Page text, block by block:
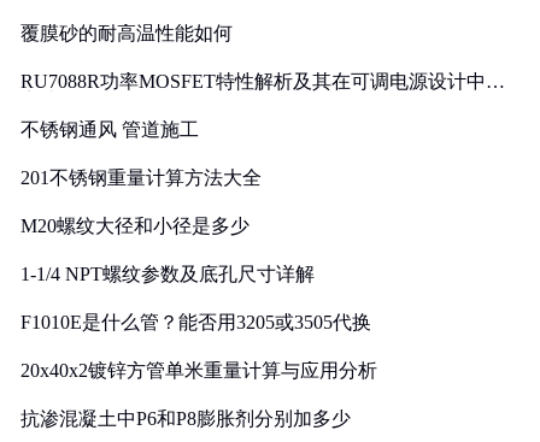
覆膜砂的耐高温性能如何
RU7088R功率MOSFET特性解析及其在可调电源设计中的
不锈钢通风 管道施工
201不锈钢重量计算方法大全
M20螺纹大径和小径是多少
1-1/4 NPT螺纹参数及底孔尺寸详解
F1010E是什么管？能否用3205或3505代换
20x40x2镀锌方管单米重量计算与应用分析
抗渗混凝土中P6和P8膨胀剂分别加多少